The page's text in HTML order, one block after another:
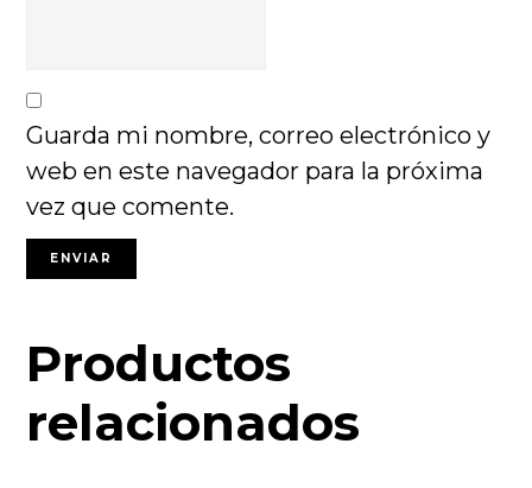
Guarda mi nombre, correo electrónico y
web en este navegador para la próxima
vez que comente.
Productos
relacionados